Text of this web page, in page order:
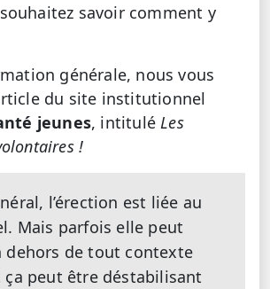
savoir comment y
générale, nous vous
du site institutionnel
jeunes, intitulé Les
!
l’érection est liée au
Mais parfois elle peut
dehors de tout contexte
peut être déstabilisant